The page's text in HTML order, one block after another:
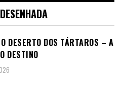
DESERTO DOS TÁRTAROS – A
DESTINO